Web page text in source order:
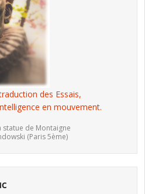
des Essais,
en mouvement.
de Montaigne
(Paris 5ème)